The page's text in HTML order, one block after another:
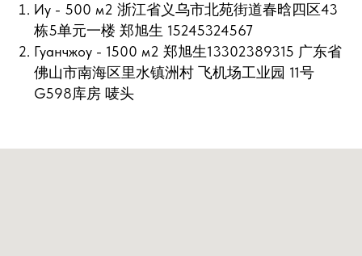
Иу - 500 м2 浙江省义乌市北苑街道春晗四区43
栋5单元一楼 郑旭生 15245324567
Гуанчжоу - 1500 м2 郑旭生13302389315 广东省
佛山市南海区里水镇洲村 飞机场工业园 11号
G598库房 唛头